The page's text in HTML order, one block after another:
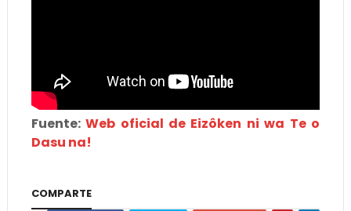
Fuente:Web oficial de Eizôken ni wa Te o
Dasu na!
COMPARTE